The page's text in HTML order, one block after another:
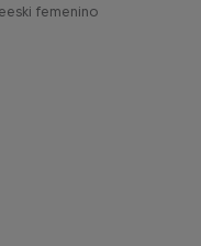
femenino